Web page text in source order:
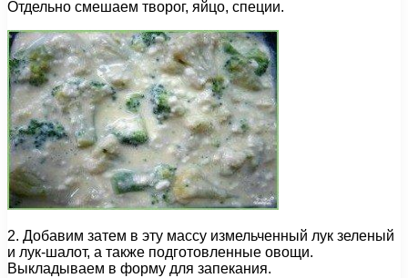
Отдельно смешаем творог, яйцо, специи.
2. Добавим затем в эту массу измельченный лук зеленый
и лук-шалот, а также подготовленные овощи.
Выкладываем в форму для запекания.